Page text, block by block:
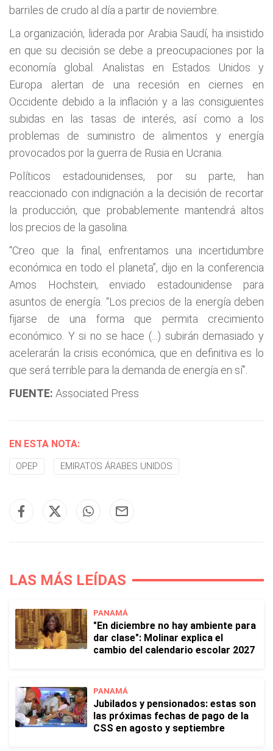
barriles de crudo al día a partir de noviembre.
La organización, liderada por Arabia Saudí, ha insistido
en que su decisión se debe a preocupaciones por la
economía global. Analistas en Estados Unidos y
Europa alertan de una recesión en ciernes en
Occidente debido a la inflación y a las consiguientes
subidas en las tasas de interés, así como a los
problemas de suministro de alimentos y energía
provocados por la guerra de Rusia en Ucrania.
Políticos estadounidenses, por su parte, han
reaccionado con indignación a la decisión de recortar
la producción, que probablemente mantendrá altos
los precios de la gasolina.
“Creo que la final, enfrentamos una incertidumbre
económica en todo el planeta”, dijo en la conferencia
Amos Hochstein, enviado estadounidense para
asuntos de energía. “Los precios de la energía deben
fijarse de una forma que permita crecimiento
económico. Y si no se hace (...) subirán demasiado y
acelerarán la crisis económica, que en definitiva es lo
que será terrible para la demanda de energía en sí”.
FUENTE: Associated Press
EN ESTA NOTA:
OPEP EMIRATOS ÁRABES UNIDOS
LAS MÁS LEÍDAS
PANAMÁ
"En diciembre no hay ambiente para
dar clase": Molinar explica el
cambio del calendario escolar 2027
PANAMÁ
Jubilados y pensionados: estas son
las próximas fechas de pago de la
CSS en agosto y septiembre